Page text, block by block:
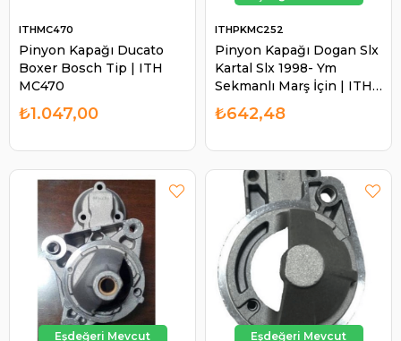
Pinyon Kapağı Ducato
Boxer Bosch Tip | ITH
MC470
ITHMC470
₺1.047,00
Pinyon Kapağı Dogan Slx
Kartal Slx 1998- Ym
Sekmanlı Marş İçin | ITH
PKMC252
ITHPKMC252
₺642,48